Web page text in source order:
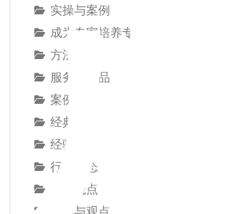
实操与案例
成为专家培养专家
方法技巧
服务与产品
案例研究
经典论述
经验教训
行业动态
见解观点